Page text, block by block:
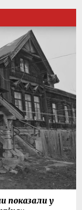
показали у